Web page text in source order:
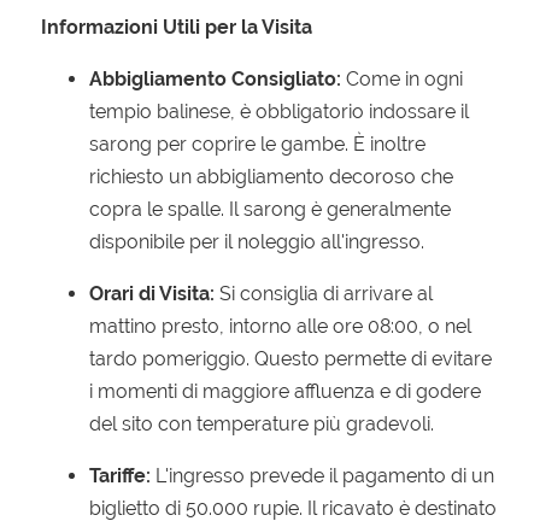
Informazioni Utili per la Visita
Abbigliamento Consigliato: Come in ogni
tempio balinese, è obbligatorio indossare il
sarong per coprire le gambe. È inoltre
richiesto un abbigliamento decoroso che
copra le spalle. Il sarong è generalmente
disponibile per il noleggio all'ingresso.
Orari di Visita: Si consiglia di arrivare al
mattino presto, intorno alle ore 08:00, o nel
tardo pomeriggio. Questo permette di evitare
i momenti di maggiore affluenza e di godere
del sito con temperature più gradevoli.
Tariffe: L'ingresso prevede il pagamento di un
biglietto di 50.000 rupie. Il ricavato è destinato